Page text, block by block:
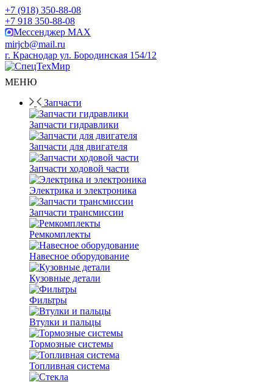
+7 (918) 350-88-08
+7 918 350-88-08
Мессенджер MAX
mirjcb@mail.ru
г. Краснодар ул. Бородинская 154/12
МЕНЮ
Запчасти
Запчасти гидравлики
Запчасти для двигателя
Запчасти ходовой части
Электрика и электроника
Запчасти трансмиссии
Ремкомплекты
Навесное оборудование
Кузовные детали
Фильтры
Втулки и пальцы
Тормозные системы
Топливная система